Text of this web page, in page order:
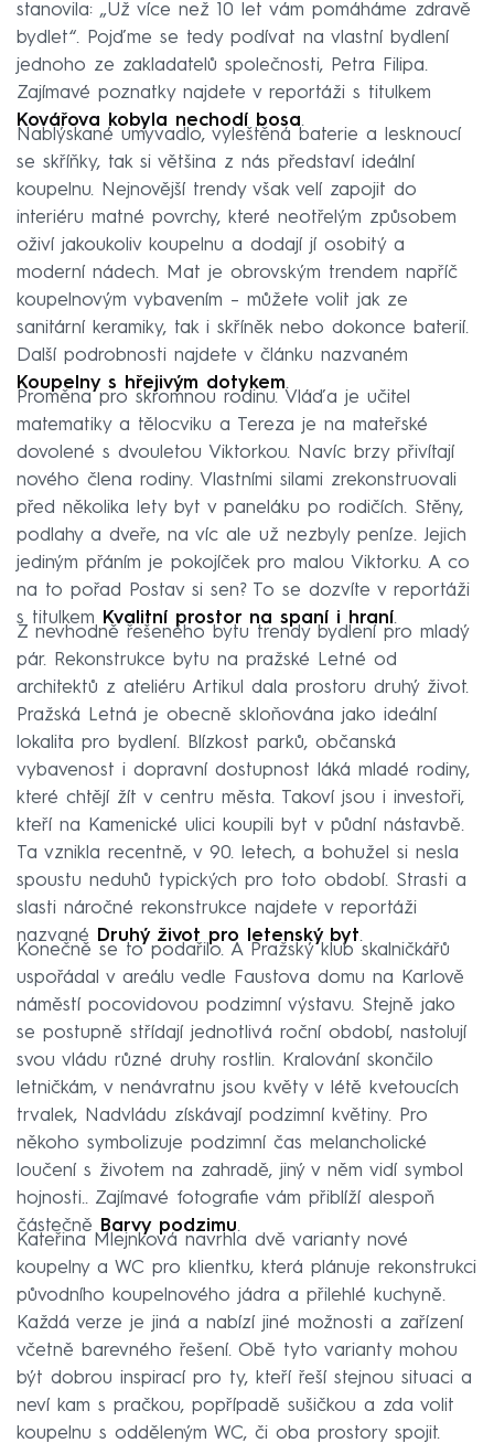
stanovila: „Už více než 10 let vám pomáháme zdravě
bydlet“. Pojďme se tedy podívat na vlastní bydlení
jednoho ze zakladatelů společnosti, Petra Filipa.
Zajímavé poznatky najdete v reportáži s titulkem
Kovářova kobyla nechodí bosa.
Nablýskané umyvadlo, vyleštěná baterie a lesknoucí
se skříňky, tak si většina z nás představí ideální
koupelnu. Nejnovější trendy však velí zapojit do
interiéru matné povrchy, které neotřelým způsobem
oživí jakoukoliv koupelnu a dodají jí osobitý a
moderní nádech. Mat je obrovským trendem napříč
koupelnovým vybavením – můžete volit jak ze
sanitární keramiky, tak i skříněk nebo dokonce baterií.
Další podrobnosti najdete v článku nazvaném
Koupelny s hřejivým dotykem.
Proměna pro skromnou rodinu. Vláďa je učitel
matematiky a tělocviku a Tereza je na mateřské
dovolené s dvouletou Viktorkou. Navíc brzy přivítají
nového člena rodiny. Vlastními silami zrekonstruovali
před několika lety byt v paneláku po rodičích. Stěny,
podlahy a dveře, na víc ale už nezbyly peníze. Jejich
jediným přáním je pokojíček pro malou Viktorku. A co
na to pořad Postav si sen? To se dozvíte v reportáži
s titulkem
Kvalitní prostor na spaní i hraní.
Z nevhodně řešeného bytu trendy bydlení pro mladý
pár. Rekonstrukce bytu na pražské Letné od
architektů z ateliéru Artikul dala prostoru druhý život.
Pražská Letná je obecně skloňována jako ideální
lokalita pro bydlení. Blízkost parků, občanská
vybavenost i dopravní dostupnost láká mladé rodiny,
které chtějí žít v centru města. Takoví jsou i investoři,
kteří na Kamenické ulici koupili byt v půdní nástavbě.
Ta vznikla recentně, v 90. letech, a bohužel si nesla
spoustu neduhů typických pro toto období. Strasti a
slasti náročné rekonstrukce najdete v reportáži
nazvané
Druhý život pro letenský byt.
Konečně se to podařilo. A Pražský klub skalničkářů
uspořádal v areálu vedle Faustova domu na Karlově
náměstí pocovidovou podzimní výstavu. Stejně jako
se postupně střídají jednotlivá roční období, nastolují
svou vládu různé druhy rostlin. Kralování skončilo
letničkám, v nenávratnu jsou květy v létě kvetoucích
trvalek, Nadvládu získávají podzimní květiny. Pro
někoho symbolizuje podzimní čas melancholické
loučení s životem na zahradě, jiný v něm vidí symbol
hojnosti.. Zajímavé fotografie vám přiblíží alespoň
částečně
Barvy podzimu.
Kateřina Mlejnková navrhla dvě varianty nové
koupelny a WC pro klientku, která plánuje rekonstrukci
původního koupelnového jádra a přilehlé kuchyně.
Každá verze je jiná a nabízí jiné možnosti a zařízení
včetně barevného řešení. Obě tyto varianty mohou
být dobrou inspirací pro ty, kteří řeší stejnou situaci a
neví kam s pračkou, popřípadě sušičkou a zda volit
koupelnu s odděleným WC, či oba prostory spojit.